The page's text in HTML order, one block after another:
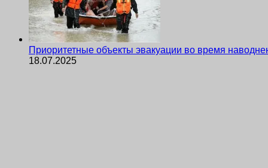
Приоритетные объекты эвакуации во время
18.07.2025